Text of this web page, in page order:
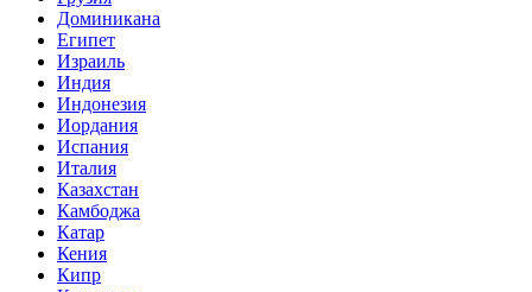
Доминикана
Египет
Израиль
Индия
Индонезия
Иордания
Испания
Италия
Казахстан
Камбоджа
Катар
Кения
Кипр